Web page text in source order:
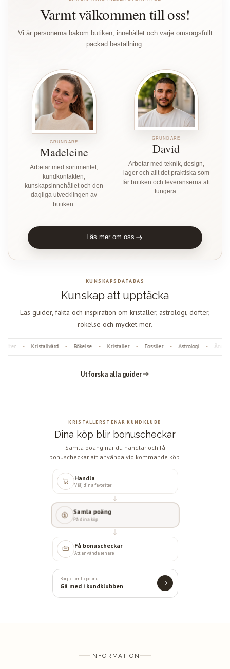
Varmt välkommen till oss!
Vi är personerna bakom butiken, innehållet och varje omsorgsfullt
packad beställning.
GRUNDARE
Madeleine
Arbetar med sortimentet,
kundkontakten,
kunskapsinnehållet och den
dagliga utvecklingen av
butiken.
GRUNDARE
David
Arbetar med teknik, design,
lager och allt det praktiska som
får butiken och leveranserna att
fungera.
Läs mer om oss
KUNSKAPSDATABAS
Kunskap att upptäcka
Läs guider, fakta och inspiration om kristaller, astrologi, dofter,
rökelse och mycket mer.
• Kristallvård Rökelse • Kristaller • Fossiler • Astrologi •
Utforska alla guider
KRISTALLERSTENAR KUNDKLUBB
Dina köp blir bonuscheckar
Samla poäng när du handlar och få
bonuscheckar att använda vid kommande köp.
Handla
Välj dina favoriter
Samla poäng
På dina köp
Få bonuscheckar
Att använda senare
Börja samla poäng
Gå med i kundklubben
INFORMATION